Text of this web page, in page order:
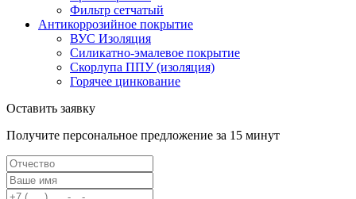
Фильтр сетчатый
Антикоррозийное покрытие
ВУС Изоляция
Силикатно-эмалевое покрытие
Скорлупа ППУ (изоляция)
Горячее цинкование
Оставить заявку
Получите персональное предложение за 15 минут